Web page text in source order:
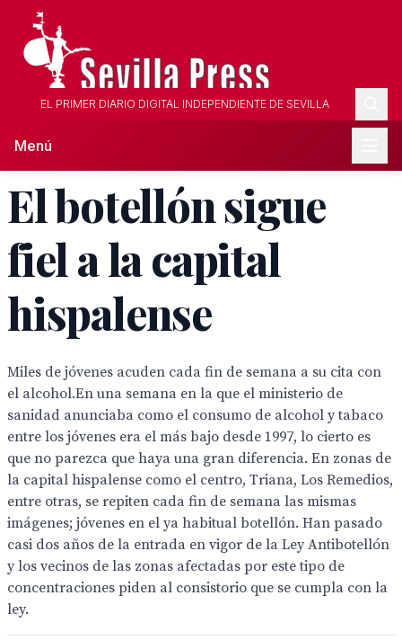
EL PRIMER DIARIO DIGITAL INDEPENDIENTE DE SEVILLA
Menú
El botellón sigue
fiel a la capital
hispalense
Miles de jóvenes acuden cada fin de semana a su cita con
el alcohol.En una semana en la que el ministerio de
sanidad anunciaba como el consumo de alcohol y tabaco
entre los jóvenes era el más bajo desde 1997, lo cierto es
que no parezca que haya una gran diferencia. En zonas de
la capital hispalense como el centro, Triana, Los Remedios,
entre otras, se repiten cada fin de semana las mismas
imágenes; jóvenes en el ya habitual botellón. Han pasado
casi dos años de la entrada en vigor de la Ley Antibotellón
y los vecinos de las zonas afectadas por este tipo de
concentraciones piden al consistorio que se cumpla con la
ley.